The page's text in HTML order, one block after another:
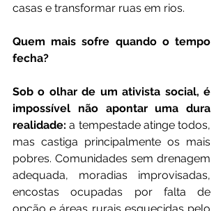
casas e transformar ruas em rios.
Quem mais sofre quando o tempo
fecha?
Sob o olhar de um ativista social, é
impossível não apontar uma dura
realidade: a tempestade atinge todos,
mas castiga principalmente os mais
pobres. Comunidades sem drenagem
adequada, moradias improvisadas,
encostas ocupadas por falta de